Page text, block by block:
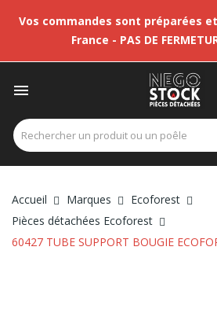
Vos commandes sont préparées
France - PAS DE

Accueil Marques
Ecoforest
Pièces détachées Ecoforest
60427 TUBE SUPPORT BOUGIE